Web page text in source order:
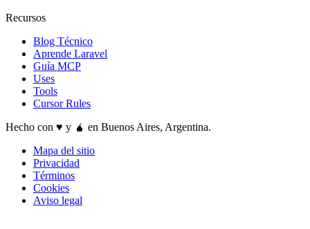
Recursos
Blog Técnico
Aprende Laravel
Guía MCP
Uses
Tools
Cursor Rules
Hecho con ♥️ y 🧉 en Buenos Aires, Argentina.
Mapa del sitio
Privacidad
Términos
Cookies
Aviso legal